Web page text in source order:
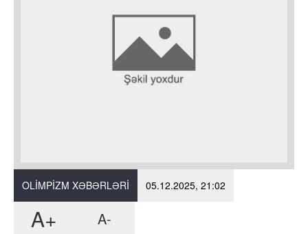
OLIMPIZM XƏBƏRLƏRI 05.12.2025, 21:02
A+ A-